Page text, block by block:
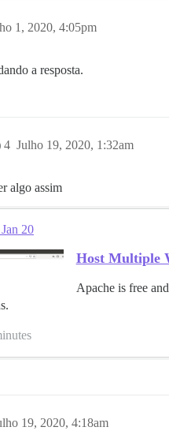
1, 2020, 4:05pm
a resposta.
Julho 19, 2020, 1:32am
4
algo assim
20
Host Multiple
Apache is free
19, 2020, 4:18am